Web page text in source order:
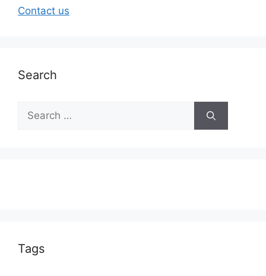
Contact us
Search
Tags